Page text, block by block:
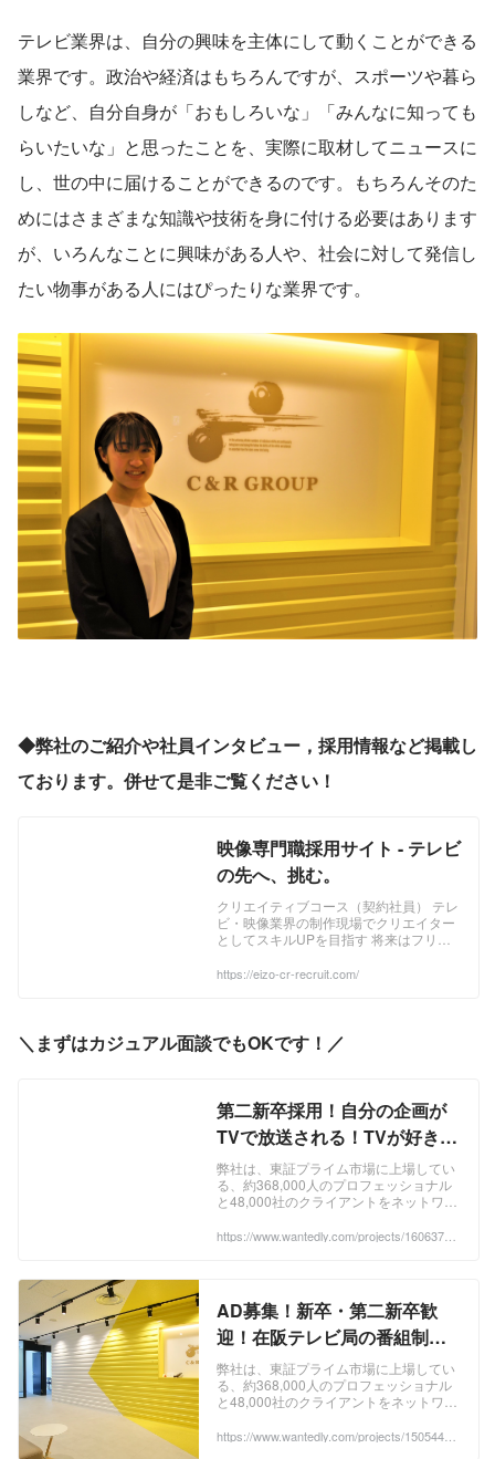
テレビ業界は、自分の興味を主体にして動くことができる
業界です。政治や経済はもちろんですが、スポーツや暮ら
しなど、自分自身が「おもしろいな」「みんなに知っても
らいたいな」と思ったことを、実際に取材してニュースに
し、世の中に届けることができるのです。もちろんそのた
めにはさまざまな知識や技術を身に付ける必要はあります
が、いろんなことに興味がある人や、社会に対して発信し
たい物事がある人にはぴったりな業界です。
◆弊社のご紹介や社員インタビュー，採用情報など掲載し
ております。併せて是非ご覧ください！
映像専門職採用サイト - テレビ
の先へ、挑む。
クリエイティブコース（契約社員） テレ
ビ・映像業界の制作現場でクリエイター
としてスキルUPを目指す 将来はフリー
肢は多様 ■制作職 ※採用対象：東京、大
https://eizo-cr-recruit.com/
＼まずはカジュアル面談でもOKです！／
第二新卒採用！自分の企画が
TVで放送される！TVが好きな
方歓迎！/関西募集 - 株式会社
クリーク・アンド・リバー社
のコーポレート系の採用 -
Wantedly
弊社は、東証プライム市場に上場してい
る、約368,000人のプロフェッショナル
と48,000社のクライアントをネットワー
https://www.wantedly.com/projects/1606370?
AD募集！新卒・第二新卒歓
迎！在阪テレビ局の番組制作
のお仕事です/関西募集 - 株式
会社クリーク・アンド・リバ
ー社のその他の採用 -
Wantedly
弊社は、東証プライム市場に上場してい
る、約368,000人のプロフェッショナル
と48,000社のクライアントをネットワー
https://www.wantedly.com/projects/1505440?